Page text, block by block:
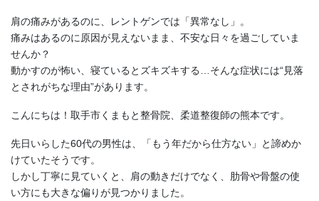
肩の痛みがあるのに、レントゲンでは「異常なし」。
痛みはあるのに原因が見えないまま、不安な日々を過ごしていま
せんか？
動かすのが怖い、寝ているとズキズキする…そんな症状には“見落
とされがちな理由”があります。
こんにちは！取手市くまもと整骨院、柔道整復師の熊本です。
先日いらした60代の男性は、「もう年だから仕方ない」と諦めか
けていたそうです。
しかし丁寧に見ていくと、肩の動きだけでなく、肋骨や骨盤の使
い方にも大きな偏りが見つかりました。